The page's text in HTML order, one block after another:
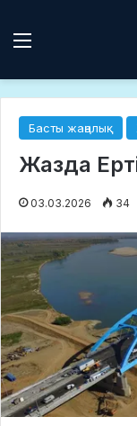
Мәзір
Басты жаңалық
Жазда
03.03.2026 34